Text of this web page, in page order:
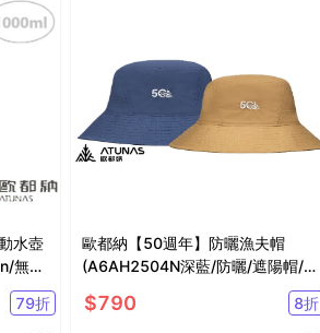
水壺
無
79折
歐都納【50週年】防曬漁夫帽
(A6AH2504N深藍/防曬/遮陽帽/
$790 8折